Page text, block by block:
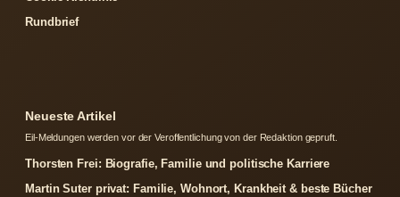
Rundbrief
Neueste Artikel
Eil-Meldungen werden vor der Veroffentlichung von der Redaktion gepruft.
Thorsten Frei: Biografie, Familie und politische Karriere
Martin Suter privat: Familie, Wohnort, Krankheit & beste Bücher